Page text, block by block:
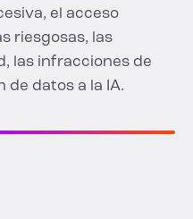
el acceso
riesgosas, las
las infracciones de
de datos a la IA.